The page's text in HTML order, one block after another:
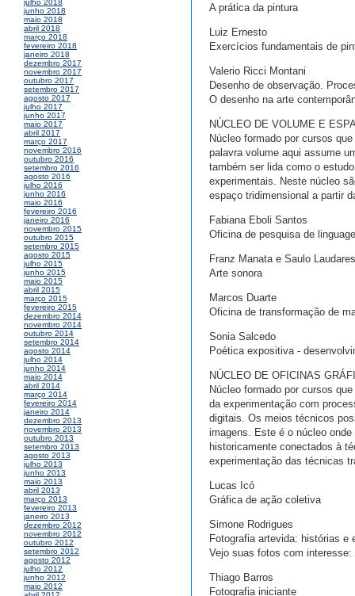
julho 2018
junho 2018
maio 2018
abril 2018
março 2018
fevereiro 2018
janeiro 2018
dezembro 2017
novembro 2017
outubro 2017
setembro 2017
agosto 2017
julho 2017
junho 2017
maio 2017
abril 2017
março 2017
novembro 2016
outubro 2016
setembro 2016
agosto 2016
julho 2016
junho 2016
maio 2016
fevereiro 2016
janeiro 2016
novembro 2015
outubro 2015
setembro 2015
agosto 2015
julho 2015
junho 2015
maio 2015
abril 2015
março 2015
fevereiro 2015
dezembro 2014
novembro 2014
outubro 2014
setembro 2014
agosto 2014
julho 2014
junho 2014
maio 2014
abril 2014
março 2014
fevereiro 2014
janeiro 2014
dezembro 2013
novembro 2013
outubro 2013
setembro 2013
agosto 2013
julho 2013
junho 2013
maio 2013
abril 2013
março 2013
fevereiro 2013
janeiro 2013
dezembro 2012
novembro 2012
outubro 2012
setembro 2012
agosto 2012
julho 2012
junho 2012
maio 2012
A prática da pintura
Luiz Ernesto
Exercícios fundamentais de
Valerio Ricci Montani
Desenho de observação.
O desenho na arte
NÚCLEO DE VOLUME E
Núcleo formado por cursos
palavra volume aqui assume
também ser lida como o
experimentais. Neste núcleo
espaço tridimensional a partir
Fabiana Eboli Santos
Oficina de pesquisa de
Franz Manata e Saulo Laudares
Arte sonora
Marcos Duarte
Oficina de transformação de
Sonia Salcedo
Poética expositiva -
NÚCLEO DE OFICINAS
Núcleo formado por cursos
da experimentação com
digitais. Os meios técnicos
imagens. Este é o núcleo
historicamente conectados à
experimentação das técnicas
Lucas Icó
Gráfica de ação coletiva
Simone Rodrigues
Fotografia artevida: histórias e
Vejo suas fotos com interesse:
Thiago Barros
Fotografia iniciante